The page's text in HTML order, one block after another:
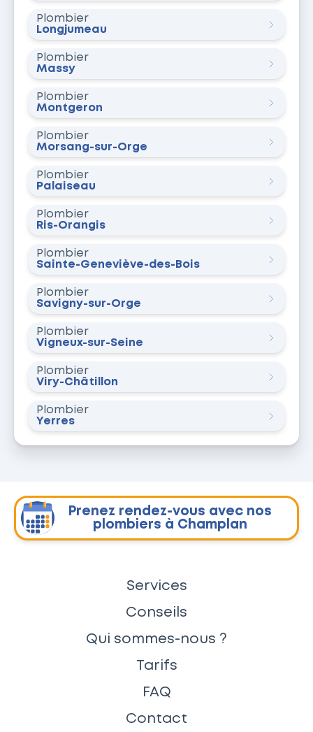
Plombier
Longjumeau
Plombier
Massy
Plombier
Montgeron
Plombier
Morsang-sur-Orge
Plombier
Palaiseau
Plombier
Ris-Orangis
Plombier
Sainte-Geneviève-des-Bois
Plombier
Savigny-sur-Orge
Plombier
Vigneux-sur-Seine
Plombier
Viry-Châtillon
Plombier
Yerres
Prenez rendez-vous avec nos
plombiers à Champlan
Services
Conseils
Qui sommes-nous ?
Tarifs
FAQ
Contact